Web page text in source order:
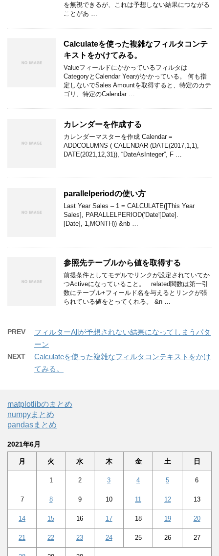
を無視できるが、これは予想しない結果につながる
ことがあ …
Calculateを使った複雑なフィルタコンテ
キストをかけてみる。
Valueフィールドにかかっているフィルタは
CategoryとCalendar Yearがかかっている。 何も指
定しないでSales Amountを取得すると、特定のカテ
ゴリ、特定のCalendar …
カレンダーを作成する
カレンダーマスターを作成 Calendar =
ADDCOLUMNS ( CALENDAR (DATE(2017,1,1),
DATE(2021,12,31)), “DateAsInteger”, F …
parallelperiodの使い方
Last Year Sales – 1 = CALCULATE([This Year
Sales], PARALLELPERIOD(‘Date'[Date].
[Date],-1,MONTH)) &nb …
参照先テーブルから値を取得する
前提条件としてモデルでリンクが設定されていてか
つActiveになっていること。 related関数は第一引
数にテーブル+フィールド名を与えるとリンクが張
られている値をとってくれる。 &n …
PREV
フィルターAllが予想されない結果になってしまうパタ
ーン
NEXT
Calculateを使った複雑なフィルタコンテキストをかけ
てみる。
matplotlibのまとめ
numpyまとめ
pandasまとめ
2021年6月
月 火 水 木 金 土 日
1 2 3 4 5 6
7 8 9 10 11 12 13
14 15 16 17 18 19 20
21 22 23 24 25 26 27